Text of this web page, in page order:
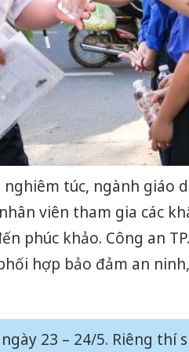
túc, ngành giáo
viên tham gia các
phúc khảo. Công an
hợp bảo đảm an
23 – 24/5. Riêng thí